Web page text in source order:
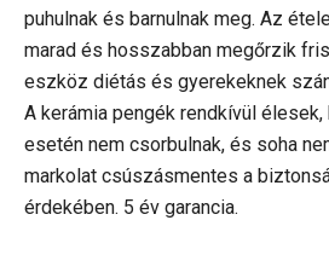
puhulnak és barnulnak meg. Az
marad és hosszabban megőrzik
eszköz diétás és gyerekeknek
A kerámia pengék rendkívül
esetén nem csorbulnak, és soha
markolat csúszásmentes a
érdekében. 5 év garancia.